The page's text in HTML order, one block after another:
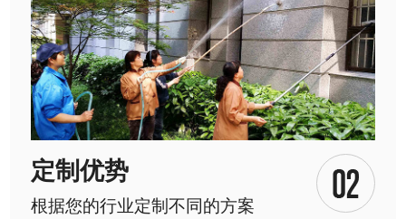
定制优势
根据您的行业定制不同的方案